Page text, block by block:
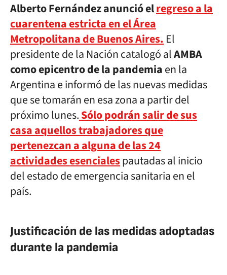
Alberto Fernández anunció elregreso a la
cuarentena estricta en el Área
Metropolitana de Buenos Aires. El
presidente de la Nación catalogó alAMBA
como epicentro de la pandemiaen la
Argentina e informó de las nuevas medidas
que se tomarán en esa zona a partir del
próximo lunes.Sólo podrán salir de sus
casa aquellos trabajadores que
pertenezcan a alguna de las 24
actividades esencialespautadas al inicio
del estado de emergencia sanitaria en el
país.
Justificación de las medidas adoptadas
durante la pandemia